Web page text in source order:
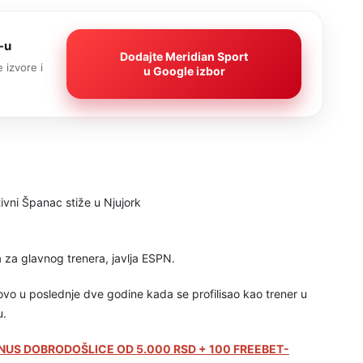
u
izvore i
Dodajte Meridian Sport
u Google izbor
glavnog trenera, javlja ESPN.
u poslednje dve godine kada se profilisao kao trener u
DOBRODOŠLICE OD 5.000 RSD + 100 FREEBET-